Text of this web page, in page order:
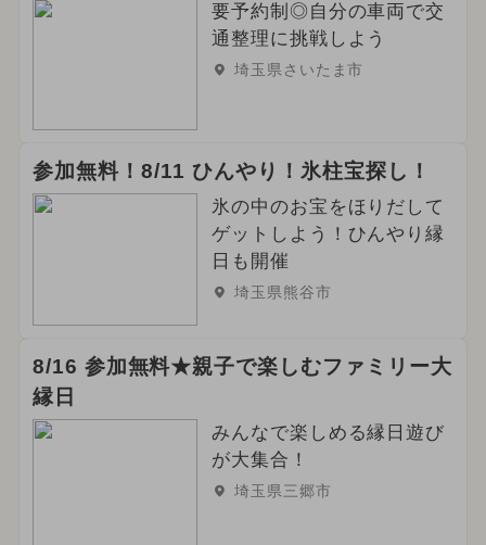
要予約制◎自分の車両で交
通整理に挑戦しよう
埼玉県さいたま市
参加無料！8/11 ひんやり！氷柱宝探し！
氷の中のお宝をほりだして
ゲットしよう！ひんやり縁
日も開催
埼玉県熊谷市
8/16 参加無料★親子で楽しむファミリー大
縁日
みんなで楽しめる縁日遊び
が大集合！
埼玉県三郷市